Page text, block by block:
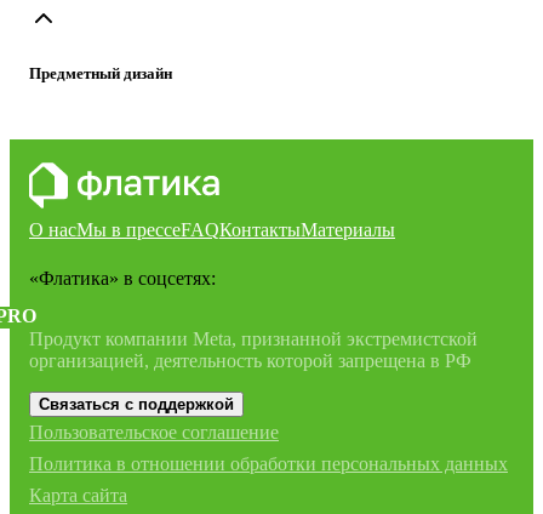
Предметный дизайн
О насМы в прессеFAQКонтактыМатериалы
«Флатика» в соцсетях:
Продукт компании Meta, признанной экстремистской
организацией, деятельность которой запрещена в РФ
Связаться с поддержкой
Пользовательское соглашение
Политика в отношении обработки персональных данных
Карта сайта